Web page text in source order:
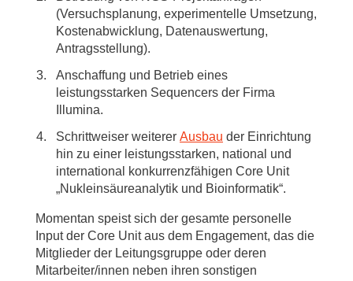
(Versuchsplanung, experimentelle Umsetzung,
Kostenabwicklung, Datenauswertung,
Antragsstellung).
Anschaffung und Betrieb eines
leistungsstarken Sequencers der Firma
Illumina.
Schrittweiser weiterer Ausbau der Einrichtung
hin zu einer leistungsstarken, national und
international konkurrenzfähigen Core Unit
„Nukleinsäureanalytik und Bioinformatik“.
Momentan speist sich der gesamte personelle
Input der Core Unit aus dem Engagement, das die
Mitglieder der Leitungsgruppe oder deren
Mitarbeiter/innen neben ihren sonstigen